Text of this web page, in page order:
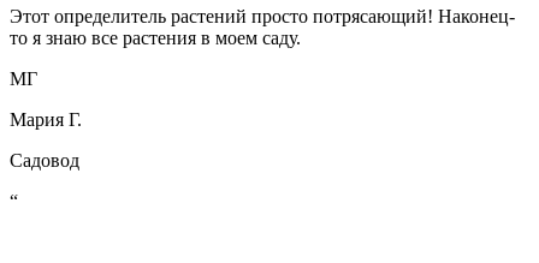
Этот определитель растений просто потрясающий! Наконец-
то я знаю все растения в моем саду.
МГ
Мария Г.
Садовод
“